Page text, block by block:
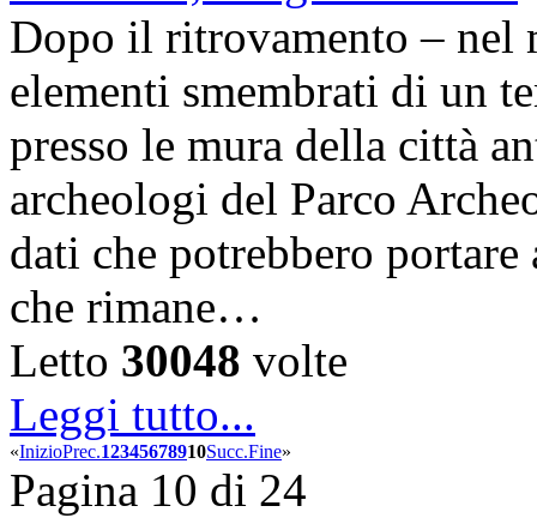
Dopo il ritrovamento – nel
elementi smembrati di un
presso le mura della città
archeologi del Parco
dati che potrebbero
che rimane…
Letto 30048 volte
Leggi tutto...
«InizioPrec.12345678910Succ.Fine»
Pagina 10 di 24